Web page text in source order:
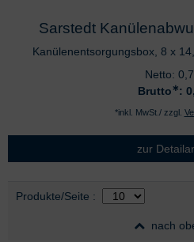
Sarstedt
Kanülenentsorgungsbox, 8 x
Netto:
Brutto∗:
*inkl. MwSt./ zzgl.
zur
Auswahl
Produkte/Seite nach Produktliste
:
nach